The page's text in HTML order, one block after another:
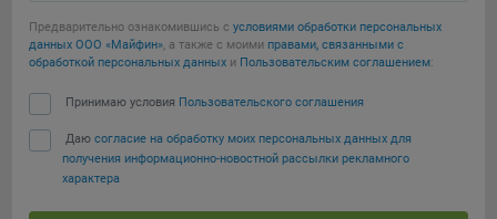
Подробнее о параметрах управления можно ознакомиться,
перейдя по внешним ссылкам, ведущим на
соответствующие страницы сайтов основных браузеров:
Firefox
Chrome
Сохранить по умолчанию
Предварительно ознакомившись с условиями обработки персональных
данных ООО «Майфин», а также с моими правами, связанными с
обработкой персональных данных и Пользовательским соглашением:
Принимаю условия Пользовательского соглашения
Даю согласие на обработку моих персональных данных для
получения информационно-новостной рассылки рекламного
характера